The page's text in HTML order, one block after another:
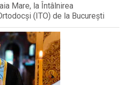
Mare, la Întâlnirea
(ITO) de la București